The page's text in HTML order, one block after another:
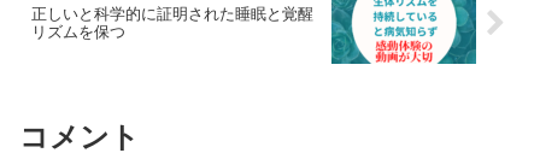
正しいと科学的に証明された睡眠と覚醒
リズムを保つ
コメント